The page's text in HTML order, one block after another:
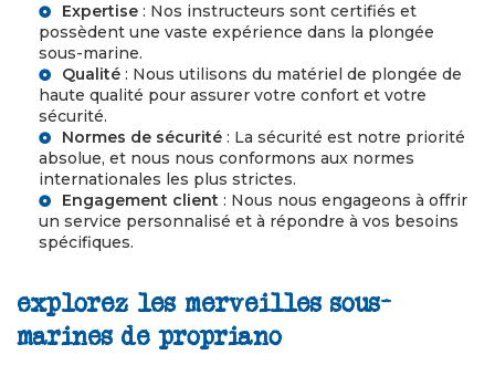
Expertise : Nos instructeurs sont certifiés et
possèdent une vaste expérience dans la plongée
sous-marine.
Qualité : Nous utilisons du matériel de plongée de
haute qualité pour assurer votre confort et votre
sécurité.
Normes de sécurité : La sécurité est notre priorité
absolue, et nous nous conformons aux normes
internationales les plus strictes.
Engagement client : Nous nous engageons à offrir
un service personnalisé et à répondre à vos besoins
spécifiques.
explorez les merveilles sous-
marines de propriano